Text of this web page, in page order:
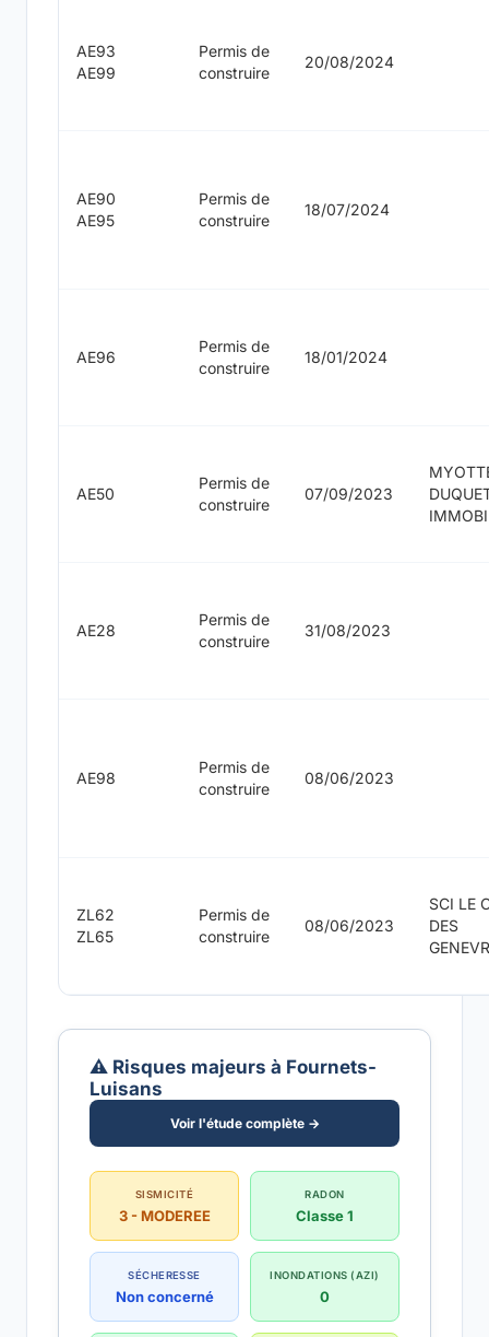
AE93
AE99
Permis de
construire
20/08/2024
AE90
AE95
Permis de
construire
18/07/2024
AE96
Permis de
construire
18/01/2024
AE50
Permis de
construire
07/09/2023
AE28
Permis de
construire
31/08/2023
AE98
Permis de
construire
08/06/2023
ZL62
ZL65
Permis de
construire
08/06/2023
SCI LE
DES
⚠️ Risques majeurs à Fournets-
Luisans
Voir l'étude complète →
SISMICITÉ
3 - MODEREE
RADON
Classe 1
SÉCHERESSE
Non concerné
INONDATIONS (AZI)
0